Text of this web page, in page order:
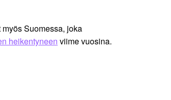
Suomessa, joka
heikentyneen viime vuosina.